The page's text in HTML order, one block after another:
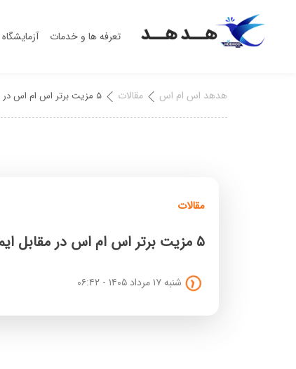
تعرفه ها و خدمات آزمایشگاه
هدهد اس ام اس مقالات ۵ مزیت برتر اس ام اس در مقابل ایمیل
مقالات
۵ مزیت برتر اس ام اس در مقابل ایمیل
شنبه ۱۷ مرداد ۱۴۰۵ - ۰۶:۴۲